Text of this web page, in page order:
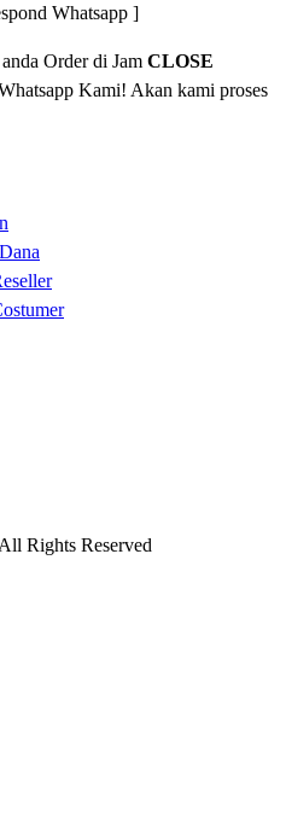
Whatsapp ]
Order di Jam CLOSE
Kami! Akan kami proses
Rights Reserved